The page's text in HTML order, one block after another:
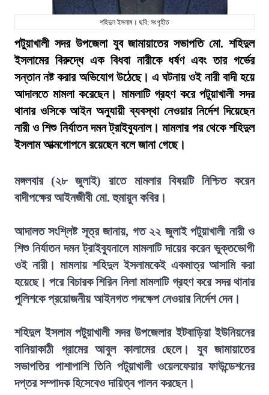
শহিদুল ইসলাম। ছবি: সংগৃহীত
পটুয়াখালী সদর উপজেলা যুব জামায়াতের সভাপতি মো. শহিদুল
ইসলামের বিরুদ্ধে এক বিধবা নারীকে ধর্ষণ এবং তার গর্ভের
সন্তান নষ্ট করার অভিযোগ উঠেছে। এ ঘটনায় ওই নারী বাদী হয়ে
আদালতে মামলা করেছেন। মামলাটি গ্রহণ করে পটুয়াখালী সদর
থানার ওসিকে আইন অনুযায়ী ব্যবস্থা নেওয়ার নির্দেশ দিয়েছেন
নারী ও শিশু নির্যাতন দমন ট্রাইব্যুনাল। মামলার পর থেকে শহিদুল
ইসলাম আত্মগোপনে রয়েছেন বলে জানা গেছে।
মঙ্গলবার (২৮ জুলাই) রাতে মামলার বিষয়টি নিশ্চিত করেন
বাদীপক্ষের আইনজীবী মো. হুমায়ুন কবির।
আদালত সংশ্লিষ্ট সূত্র জানায়, গত ২২ জুলাই পটুয়াখালী নারী ও
শিশু নির্যাতন দমন ট্রাইব্যুনালে মামলাটি দায়ের করেন ভুক্তভোগী
ওই নারী। মামলায় শহিদুল ইসলামকেই একমাত্র আসামি করা
হয়েছে। পরে বিচারক শিরিন নিলা মামলাটি গ্রহণ করে সদর থানার
পুলিশকে প্রয়োজনীয় আইনগত পদক্ষেপ নেওয়ার নির্দেশ দেন।
শহিদুল ইসলাম পটুয়াখালী সদর উপজেলার ইটবাড়িয়া ইউনিয়নের
বানিয়াকাঠী গ্রামের আবুল কালামের ছেলে। যুব জামায়াতের
সভাপতির পাশাপাশি তিনি পটুয়াখালী ওয়েলফেয়ার ফাউন্ডেশনের
দপ্তর সম্পাদক হিসেবেও দায়িত্ব পালন করছেন।